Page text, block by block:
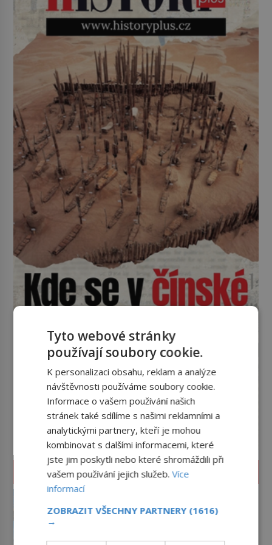
ZAJÍMAVOSTI
Brooklynský most: Podvod,
Tyto webové stránky
používají soubory cookie.
K personalizaci obsahu, reklam a analýze
návštěvnosti používáme soubory cookie.
Informace o vašem používání našich
stránek také sdílíme s našimi reklamními a
analytickými partnery, kteří je mohou
kombinovat s dalšími informacemi, které
jste jim poskytli nebo které shromáždili při
vašem používání jejich služeb.Více
informací
ZOBRAZIT VŠECHNY PARTNERY (1616)
→